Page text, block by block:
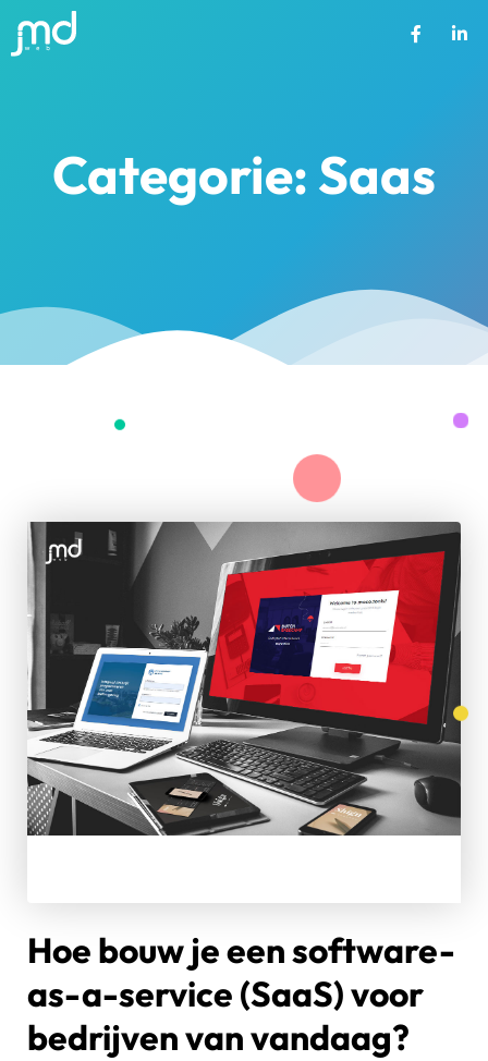
Categorie: Saas
Hoe bouw je een software-
as-a-service (SaaS) voor
bedrijven van vandaag?